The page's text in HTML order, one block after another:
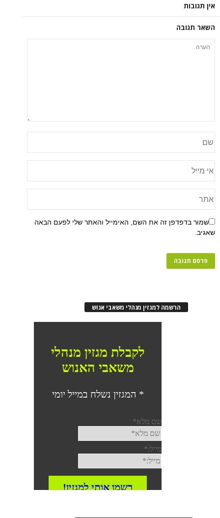
אין תגובות
השאר תגובה
שמור בדפדפן זה את השם, האימייל והאתר שלי לפעם הבאה
שאגיב.
הרשמה למגזין מנהלי משאבי אנוש